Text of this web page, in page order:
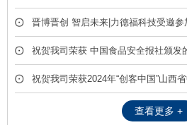
库
晋博晋创 智启未来|力德福科技受邀参
后创新创业成果展
祝贺我司荣获 中国食品安全报社颁发
位” 荣誉称号
祝贺我司荣获2024年“创客中国”山西
查看更多 +